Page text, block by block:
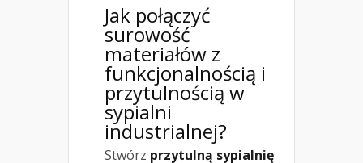
Jak połączyć
surowość
materiałów z
funkcjonalnością i
przytulnością w
sypialni
industrialnej?
Stwórz przytulną sypialnię